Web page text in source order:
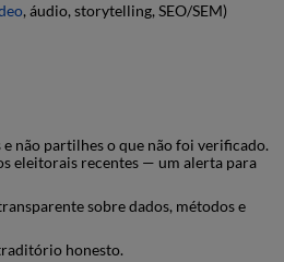
, áudio, storytelling, SEO/SEM)
não partilhes o que não foi verificado.
eleitorais recentes — um alerta para
sobre dados, métodos e
honesto.